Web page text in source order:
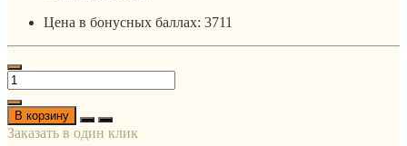
Цена в бонусных баллах: 3711
В корзину
Заказать в один клик